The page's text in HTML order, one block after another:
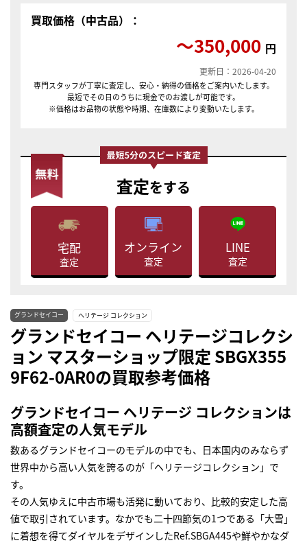
買取価格（中古品）：
〜350,000 円
更新日：2026-04-20
専門スタッフが丁寧に査定し、安心・納得の価格をご案内いたします。
最短でその日のうちに現金でのお渡しが可能です。
※価格はお品物の状態や時期、在庫数により変動いたします。
査定をする
宅配
査定
オンライン
査定
LINE
査定
グランドセイコー ヘリテージ コレクション
グランドセイコー ヘリテージコレクシ
ョン マスターショップ限定 SBGX355
9F62-0AR0の買取参考価格
グランドセイコー ヘリテージ コレクションは
高額査定の人気モデル
数あるグランドセイコーのモデルの中でも、日本国内のみならず
世界中から高い人気を誇るのが「ヘリテージコレクション」で
す。
その人気ゆえに中古市場も活発に動いており、比較的安定した高
値で取引されています。なかでも二十四節気の1つである「大雪」
に着想を得てダイヤルをデザインしたRef.SBGA445や鮮やかなダ